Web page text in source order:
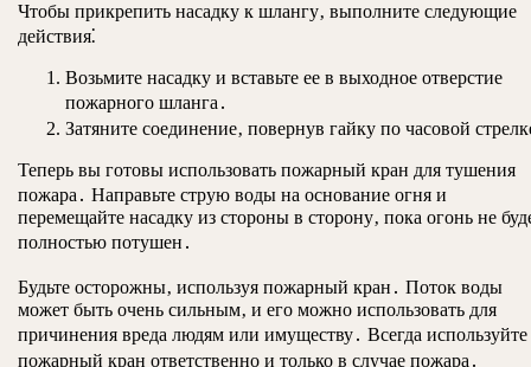
Чтобы прикрепить насадку к шлангу‚ выполните следующие
действия⁚
Возьмите насадку и вставьте ее в выходное отверстие
пожарного шланга․
Затяните соединение‚ повернув гайку по часовой
Теперь вы готовы использовать пожарный кран для тушения
пожара․ Направьте струю воды на основание огня и
перемещайте насадку из стороны в сторону‚ пока огонь не
полностью потушен․
Будьте осторожны‚ используя пожарный кран․ Поток воды
может быть очень сильным‚ и его можно использовать для
причинения вреда людям или имуществу․ Всегда используйте
пожарный кран ответственно и только в случае пожара․